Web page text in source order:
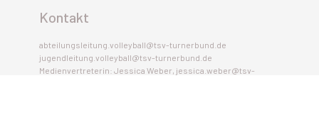
Kontakt
abteilungsleitung.volleyball@tsv-turnerbund.de
jugendleitung.volleyball@tsv-turnerbund.de
Medienvertreterin: Jessica Weber, jessica.weber@tsv-